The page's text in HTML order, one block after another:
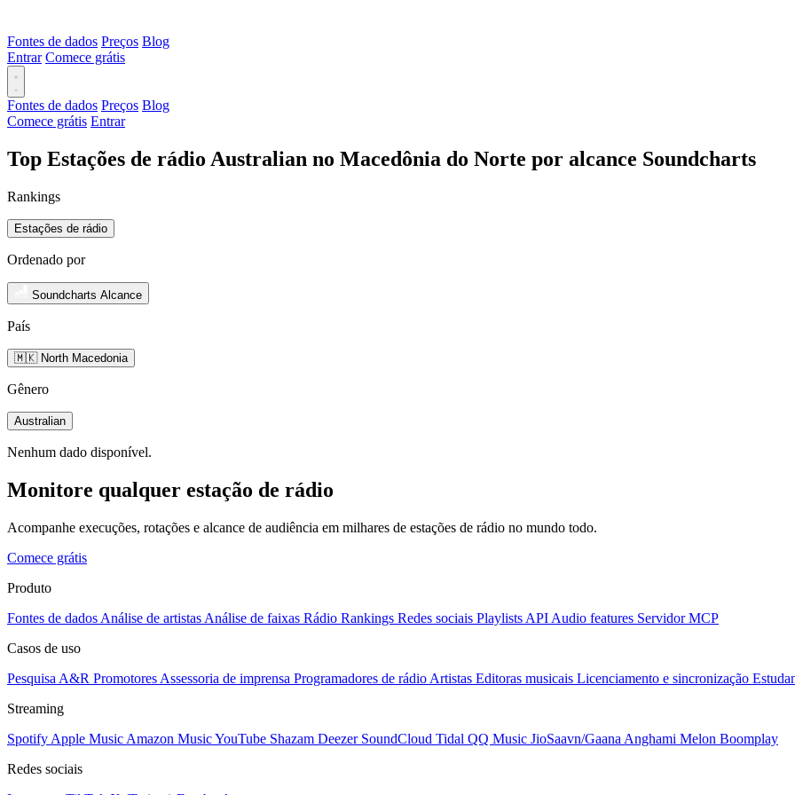
Fontes de dados Preços Blog
Entrar Comece grátis
Fontes de dados Preços Blog
Comece grátis Entrar
Top Estações de rádio Australian no Macedônia do Norte por alcance Soundcharts
Rankings
Estações de rádio
Ordenado por
Soundcharts Alcance
País
🇲🇰 North Macedonia
Gênero
Australian
Nenhum dado disponível.
Monitore qualquer estação de rádio
Acompanhe execuções, rotações e alcance de audiência em milhares de estações de rádio no mundo todo.
Comece grátis
Produto
Fontes de dados Análise de artistas Análise de faixas Rádio Rankings Redes sociais Playlists API Audio features Servidor MCP
Casos de uso
Pesquisa A&R Promotores Assessoria de imprensa Programadores de rádio Artistas Editoras musicais Licenciamento e sincronização
Streaming
Spotify Apple Music Amazon MusicYouTube Shazam Deezer SoundCloud Tidal QQ Music JioSaavn/Gaana Anghami Melon Boomplay
Redes sociais